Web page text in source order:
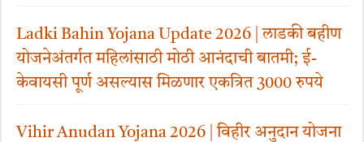
Ladki Bahin Yojana Update 2026 | लाडकी बहीण
योजनेअंतर्गत महिलांसाठी मोठी आनंदाची बातमी; ई-
केवायसी पूर्ण असल्यास मिळणार एकत्रित 3000 रुपये
Vihir Anudan Yojana 2026 | विहीर अनुदान योजना